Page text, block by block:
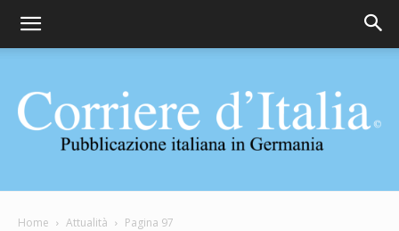
Corriere
Home Attualità Pagina 97